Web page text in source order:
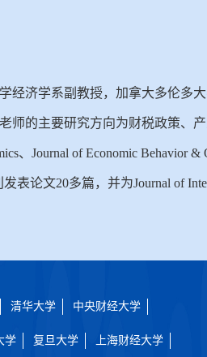
经济学系副教授，加拿大多伦多
师的主要研究方向为财税政策、产
、Journal of Economic Behavior
表论文20多篇，并为Journal of
清华大学 中央财经大学
学 复旦大学 上海财经大学